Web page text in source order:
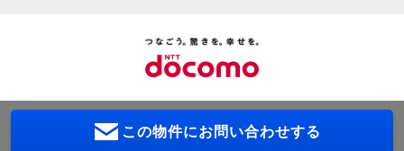
この物件にお問い合わせする